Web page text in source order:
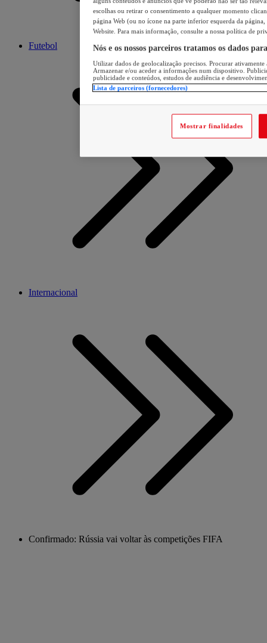
Futebol
Internacional
Confirmado: Rússia vai voltar às competições FIFA
escolhas ou retirar o consentimento a qualquer momento
página Web (ou no ícone na parte inferior esquerda da página,
Website. Para mais informação, consulte a nossa política de
Nós e os nossos parceiros tratamos os dados
Utilizar dados de geolocalização precisos. Procurar
Armazenar e/ou aceder a informações num dispositivo.
publicidade e conteúdos, estudos de audiência e
Lista de parceiros (fornecedores)
Mostrar finalidades